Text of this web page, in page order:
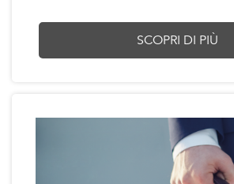
SCOPRI DI PIÙ